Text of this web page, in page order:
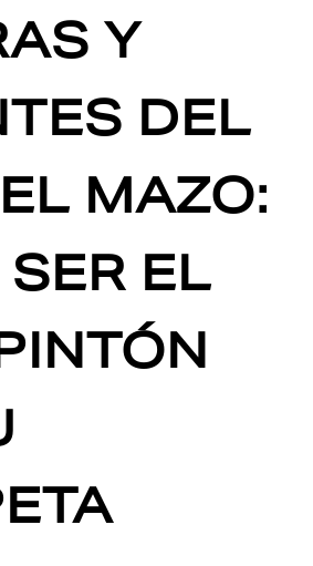
Y
DEL
MAZO:
EL